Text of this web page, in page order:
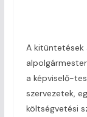
A kitüntetések
a képviselő-
szervezetek,
költségvetési